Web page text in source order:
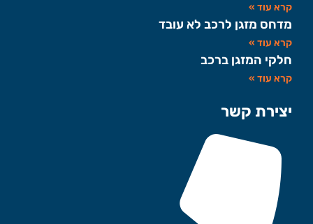
קרא עוד »
מדחס מזגן לרכב לא עובד
קרא עוד »
חלקי המזגן ברכב
קרא עוד »
יצירת קשר